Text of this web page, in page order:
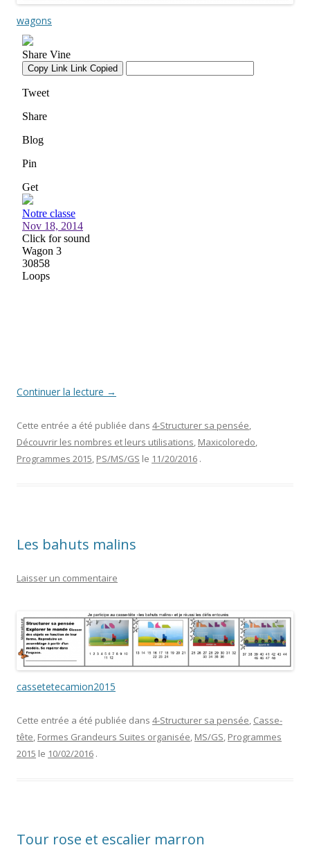
wagons
Continuer la lecture →
Cette entrée a été publiée dans 4-Structurer sa pensée,
Découvrir les nombres et leurs utilisations, Maxicoloredo,
Programmes 2015, PS/MS/GS le 11/20/2016 .
Les bahuts malins
Laisser un commentaire
cassetetecamion2015
Cette entrée a été publiée dans 4-Structurer sa pensée, Casse-
tête, Formes Grandeurs Suites organisée, MS/GS, Programmes
2015 le 10/02/2016 .
Tour rose et escalier marron